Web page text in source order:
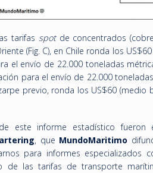
tarifas spotde concentrados
(Fig. C), en Chile ronda los
el envío de 22.000 toneladas
para el envío de 22.000
previo, ronda los US$60 (medio
este informe estadístico fueron
, que MundoMaritimo
para informes especializados
de las tarifas de transporte